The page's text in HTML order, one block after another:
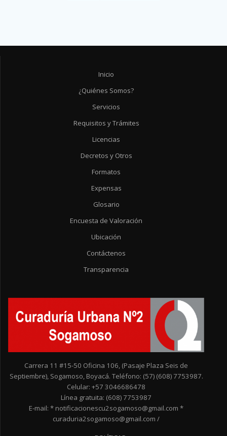
Inicio
¿Quiénes Somos?
Servicios
Requisitos y Trámites
Licencias
Decretos y Otros
Formatos
Expensas
Glosario
Encuesta de Valoración
Ubicación
Contáctenos
Transparencia
Carrera 11 #15-50 Oficina 106, (Pasaje Plaza Seis de
Septiembre), Sogamoso, Boyacá. Teléfono: (57) (608) 7753987.
Celular: +57 3046686478
Línea gratuita: (608) 7753987
E-mail: * notificacionescu2sogamoso@gmail.com *
curaduria2sogamoso@gmail.com /